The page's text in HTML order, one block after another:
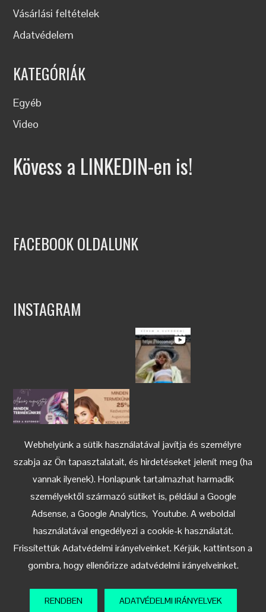
Webhelyünk a sütik használatával javítja és személyre
szabja az Ön tapasztalatait, és hirdetéseket jelenít meg (ha
vannak ilyenek). Honlapunk tartalmazhat harmadik
személyektől származó sütiket is, például a Google
Adsense, a Google Analytics, Youtube. A weboldal
használatával engedélyezi a cookie-k használatát.
Frissítettük Adatvédelmi irányelveinket. Kérjük, kattintson a
gombra, hogy ellenőrizze adatvédelmi irányelveinket.
RENDBEN ADATVÉDELMI IRÁNYELVEK
Vásárlási feltételek
Adatvédelem
KATEGÓRIÁK
Egyéb
Video
Kövess a LINKEDIN-en is!
FACEBOOK OLDALUNK
INSTAGRAM
Keress az Instagramon
© 2018-2024 Tocco Magico Hungary